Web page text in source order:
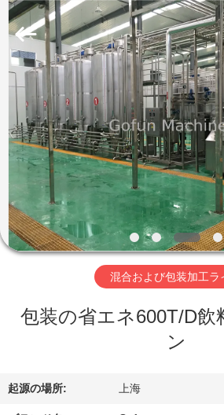
家
プ
ダ
ク
ビ
オ
2019
Shanghai
Machinery
Co.,
Ltd..
Rights
Reserved.
混合および包装加工ラ
包装の省エネ600T/D飲
ン
起源の場所: 上海